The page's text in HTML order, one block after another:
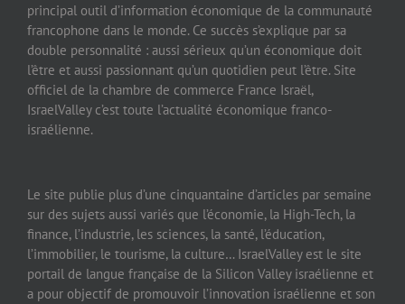
principal outil d’information économique de la communauté
francophone dans le monde. Ce succès s’explique par sa
double personnalité : aussi sérieux qu’un économique doit
l’être et aussi passionnant qu’un quotidien peut l’être. Site
officiel de la chambre de commerce France Israël,
IsraelValley c’est toute l’actualité économique franco-
israélienne.
Le site publie plus d’une cinquantaine d’articles par semaine
sur des sujets aussi variés que l’économie, la High-Tech, la
finance, l’industrie, les sciences, la santé, l’éducation,
l’immobilier, le tourisme, la culture… IsraelValley est le site
portail de langue française de la Silicon Valley israélienne et
a pour objectif de promouvoir l’innovation israélienne et son